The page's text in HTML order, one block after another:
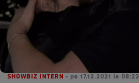
SHOWBIZ INTERN • pe 17.12.2021 la 08:22